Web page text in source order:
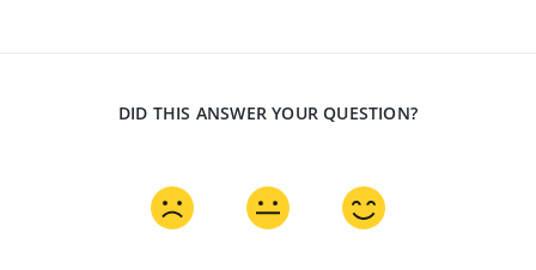
DID THIS ANSWER YOUR QUESTION?